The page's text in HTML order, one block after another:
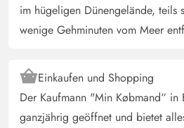
im hügeligen Dünengelände, teils
wenige Gehminuten vom Meer
Einkaufen und Shopping
Der Kaufmann "Min Købmand“ in
ganzjährig geöffnet und bietet